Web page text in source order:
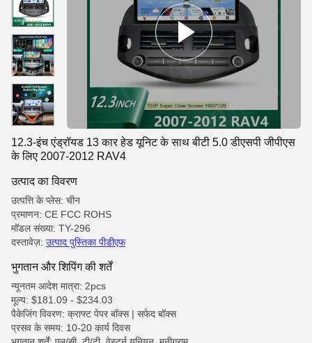
12.3-इंच एंड्रॉयड 13 कार हेड यूनिट के साथ बीटी 5.0 डीएसपी जीपीएस
के लिए 2007-2012 RAV4
उत्पाद का विवरण
उत्पत्ति के प्लेस: चीन
प्रमाणन: CE FCC ROHS
मॉडल संख्या: TY-296
दस्तावेज़: उत्पाद पुस्तिका पीडीएफ
भुगतान और शिपिंग की शर्तें
न्यूनतम आदेश मात्रा: 2pcs
मूल्य: $181.09 - $234.03
पैकेजिंग विवरण: क्राफ्ट पेपर बॉक्स | सफेद बॉक्स
प्रसव के समय: 10-20 कार्य दिवस